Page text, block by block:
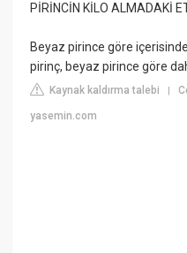
PİRİNCİN KİLO ALMADAKİ
Beyaz pirince göre
pirinç, beyaz pirince göre
Kaynak kaldırma talebi |
yasemin.com